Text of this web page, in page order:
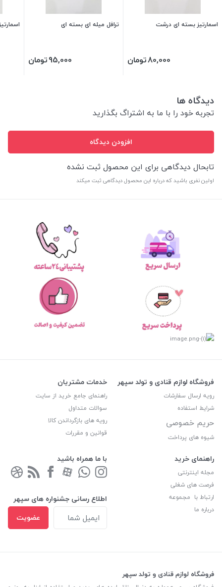
اسمارتیز بسته ای درشت
80,000تومان
ترافل میله ای بسته ای
95,000تومان
دیدگاه ها
تجربه خود را با ما به اشتراگ بگذارید
افزودن دیدگاه
تابحال دیدگاهی برای این محصول ثبت نشده
اولین نفری باشید که درباره این محصول دیدگاهی ثبت میکند
فروشگاه لوازم قنادی و تولد سپهر
رویه ارسال سفارشات
شرایط استفاده
حریم خصوصی
شیوه های پرداخت
خدمات مشتریان
راهنمای جامع خرید از سایت
سوالات متداول
رویه های بازگرداندن کالا
قوانین و مقررات
راهنمای خرید
مجله اینترنتی
فرصت های شغلی
ارتباط با مجموعه
درباره ما
با ما همراه باشید
اطلاع رسانی جشنواره های سپهر
عضویت
فروشگاه لوازم قنادی و تولد سپهر